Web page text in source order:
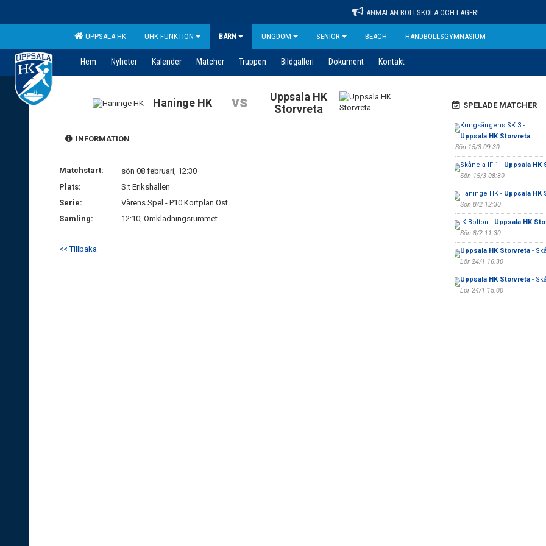
ANMÄLAN BOLLSKOLA OCH LÄGER!
UPPSALA HK UHK FUNKTION BARN UNGDOM SENIOR BEACH HANDBOLLSGYMNASIUM
Hem Nyheter Kalender Matcher Truppen Bildgalleri Dokument Kontakt
Haninge HK vs
Uppsala HK
Storvreta
INFORMATION
Matchstart:
sön 08 februari, 12:30
Plats:
S:t Erikshallen
Serie:
Vårens Spel - P10 Kortplan Öst
Samling:
12:10, Omklädningsrummet
<< Tillbaka
SPELADE MATCHER
Kungsängens SK 3 -
Uppsala HK Storvreta
Sön 15/3 09:30
Skånela IF 1 - Uppsala HK
Sön 15/3 08:30
Haninge HK - Uppsala HK
Sön 8/2 12:30
IK Bolton - Uppsala HK
Sön 8/2 11:30
Uppsala HK Storvreta-
Lör 24/1 16:30
Uppsala HK Storvreta-
Lör 24/1 15:00